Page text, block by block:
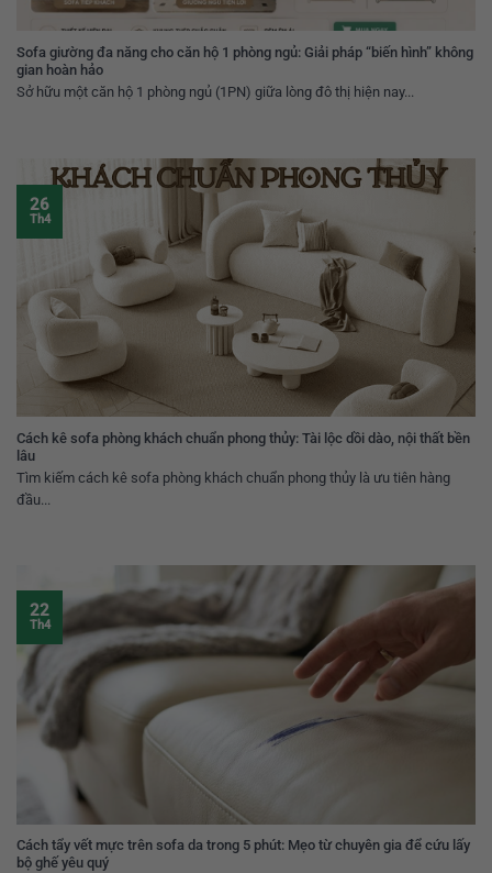
Sofa giường đa năng cho căn hộ 1 phòng ngủ: Giải pháp “biến hình” không
gian hoàn hảo
Sở hữu một căn hộ 1 phòng ngủ (1PN) giữa lòng đô thị hiện nay...
Cách kê sofa phòng khách chuẩn phong thủy: Tài lộc dồi dào, nội thất bền
lâu
Tìm kiếm cách kê sofa phòng khách chuẩn phong thủy là ưu tiên hàng
đầu...
26
Th4
Cách tẩy vết mực trên sofa da trong 5 phút: Mẹo từ chuyên gia để cứu lấy
bộ ghế yêu quý
22
Th4